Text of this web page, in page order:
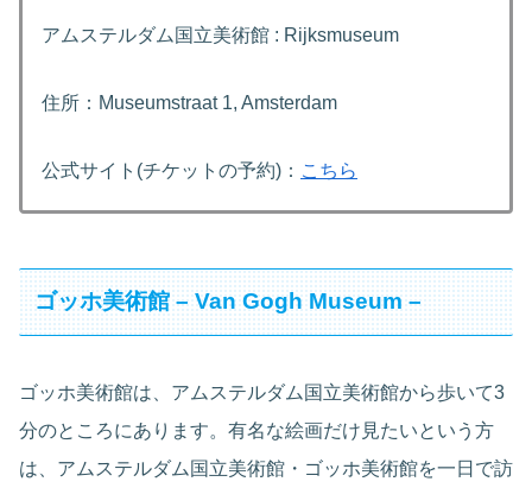
アムステルダム国立美術館 : Rijksmuseum
住所：Museumstraat 1, Amsterdam
公式サイト(チケットの予約)： こちら
ゴッホ美術館 – Van Gogh Museum –
ゴッホ美術館は、アムステルダム国立美術館から歩いて3
分のところにあります。有名な絵画だけ見たいという方
は、アムステルダム国立美術館・ゴッホ美術館を一日で訪